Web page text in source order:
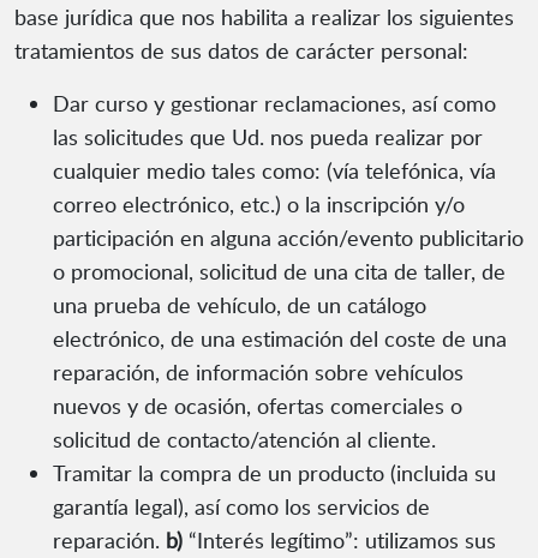
base jurídica que nos habilita a realizar los siguientes
tratamientos de sus datos de carácter personal:
Dar curso y gestionar reclamaciones, así como
las solicitudes que Ud. nos pueda realizar por
cualquier medio tales como: (vía telefónica, vía
correo electrónico, etc.) o la inscripción y/o
participación en alguna acción/evento publicitario
o promocional, solicitud de una cita de taller, de
una prueba de vehículo, de un catálogo
electrónico, de una estimación del coste de una
reparación, de información sobre vehículos
nuevos y de ocasión, ofertas comerciales o
solicitud de contacto/atención al cliente.
Tramitar la compra de un producto (incluida su
garantía legal), así como los servicios de
reparación. b) “Interés legítimo”: utilizamos sus